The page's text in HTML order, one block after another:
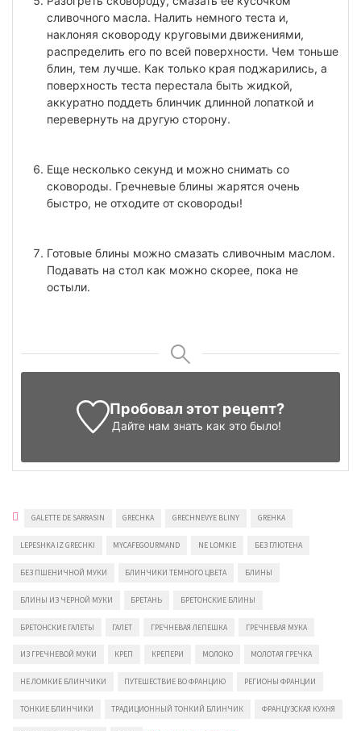
сливочного масла. Налить немного теста и,
наклоняя сковороду круговыми движениями,
распределить его по всей поверхности. Чем тоньше
блин, тем лучше. Как только края поджарились, а
поверхность теста перестала быть жидкой,
аккуратно поддеть блинчик длинной лопаткой и
перевернуть на другую сторону.
Еще несколько секунд и можно снимать со
сковороды. Гречневые блины жарятся очень
быстро, не отходите от сковороды!
Готовые блины можно смазать сливочным маслом.
Подавать на стол как можно скорее, пока не
остыли.
Пробовал этот рецепт?
Дайте нам знать как это было!
GALETTE DE SARRASIN GRECHKA GRECHNEVYE BLINY GREHKA
LEPESHKA IZ GRECHKI MYCAFEGOURMAND NE LOMKIE БЕЗ ГЛЮТЕНА
БЕЗ ПШЕНИЧНОЙ МУКИ БЛИНЧИКИ ТЕМНОГО ЦВЕТА БЛИНЫ
БЛИНЫ ИЗ ЧЕРНОЙ МУКИ БРЕТАНЬ БРЕТОНСКИЕ БЛИНЫ
БРЕТОНСКИЕ ГАЛЕТЫ ГАЛЕТ ГРЕЧНЕВАЯ ЛЕПЕШКА ГРЕЧНЕВАЯ МУКА
ИЗ ГРЕЧНЕВОЙ МУКИ КРЕП КРЕПЕРИ МОЛОКО МОЛОТАЯ ГРЕЧКА
НЕ ЛОМКИЕ БЛИНЧИКИ ПУТЕШЕСТВИЕ ВО ФРАНЦИЮ РЕГИОНЫ ФРАНЦИИ
ТОНКИЕ БЛИНЧИКИ ТРАДИЦИОННЫЙ ТОНКИЙ БЛИНЧИК ФРАНЦУЗСКАЯ КУХНЯ